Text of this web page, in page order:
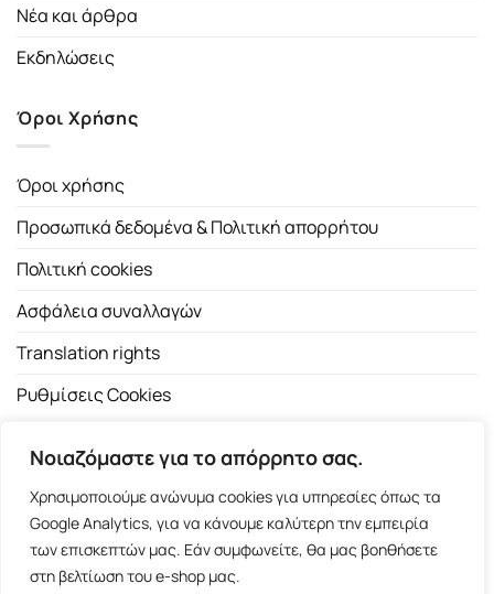
Νοιαζόμαστε για το απόρρητο σας.
Χρησιμοποιούμε ανώνυμα cookies για υπηρεσίες όπως τα
Google Analytics, για να κάνουμε καλύτερη την εμπειρία
των επισκεπτών μας. Εάν συμφωνείτε, θα μας βοηθήσετε
στη βελτίωση του e-shop μας.
Νέα και άρθρα
Εκδηλώσεις
Όροι Χρήσης
Όροι χρήσης
Προσωπικά δεδομένα & Πολιτική απορρήτου
Πολιτική cookies
Ασφάλεια συναλλαγών
Translation rights
Ρυθμίσεις Cookies
Copyright 2026 ©Εκδοτικός Οίκος Α.Α. Λιβάνη| All rights
reserved.